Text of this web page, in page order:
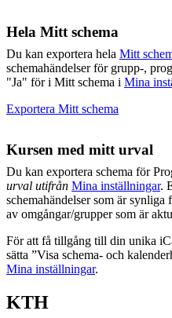
Hela Mitt schema
Du kan exportera hela Mitt
schemahändelser för grupp-,
"Ja" för i Mitt schema i Mina
Exportera Mitt schema
Kursen med mitt urval
Du kan exportera schema för
urval utifrån Mina inställningar.
schemahändelser som är
av omgångar/grupper som är
För att få tillgång till din unika
sätta ”Visa schema- och
Mina inställningar.
KTH